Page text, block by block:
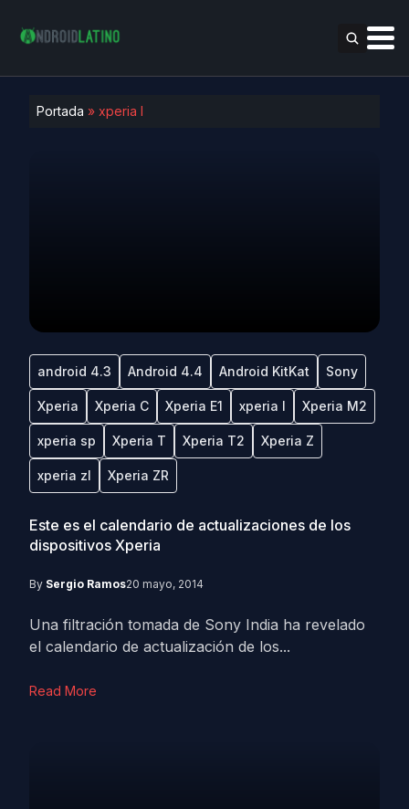
Portada » xperia l
android 4.3 Android 4.4 Android KitKat Sony
Xperia Xperia C Xperia E1 xperia l Xperia M2
xperia sp Xperia T Xperia T2 Xperia Z
xperia zl Xperia ZR
Este es el calendario de actualizaciones de los
dispositivos Xperia
By Sergio Ramos20 mayo, 2014
Una filtración tomada de Sony India ha revelado
el calendario de actualización de los...
Read More